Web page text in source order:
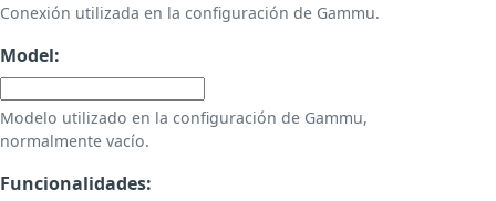
Conexión utilizada en la configuración de Gammu.
Model:
Modelo utilizado en la configuración de Gammu,
normalmente vacío.
Funcionalidades: